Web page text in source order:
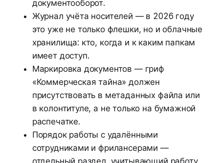
документооборот.
Журнал учёта носителей — в 2026 году
это уже не только флешки, но и облачные
хранилища: кто, когда и к каким папкам
имеет доступ.
Маркировка документов — гриф
«Коммерческая тайна» должен
присутствовать в метаданных файла или
в колонтитуле, а не только на бумажной
распечатке.
Порядок работы с удалёнными
сотрудниками и фрилансерами —